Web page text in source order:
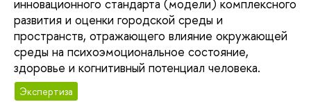
инновационного стандарта (модели) комплексного
развития и оценки городской среды и
пространств, отражающего влияние окружающей
среды на психоэмоциональное состояние,
здоровье и когнитивный потенциал человека.
Экспертиза